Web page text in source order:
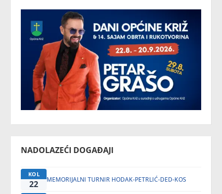
NADOLAZEĆI DOGAĐAJI
KOL
22 MEMORIJALNI TURNIR HODAK-PETRLIĆ-DED-KOS